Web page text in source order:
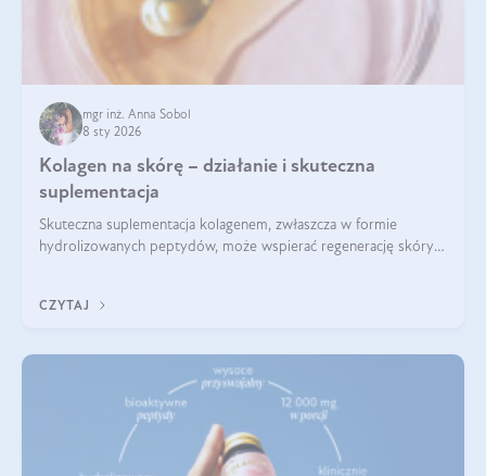
mgr inż. Anna Sobol
8 sty 2026
Kolagen na skórę – działanie i skuteczna
suplementacja
Skuteczna suplementacja kolagenem, zwłaszcza w formie
hydrolizowanych peptydów, może wspierać regenerację skóry i
CZYTAJ